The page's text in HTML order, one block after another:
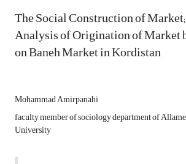
The Social Construction of
Analysis of Origination of Market
on Baneh Market in Kordistan
Mohammad Amirpanahi
faculty member of sociology department of
University